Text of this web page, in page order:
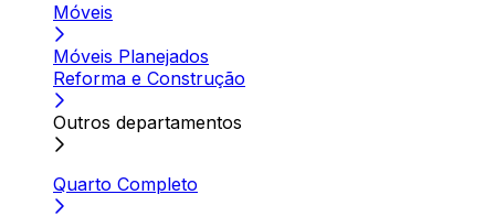
Móveis
Móveis Planejados
Reforma e Construção
Outros departamentos
Quarto Completo